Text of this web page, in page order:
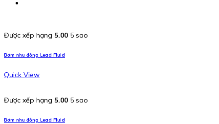
Được xếp hạng 5.00 5 sao
Bơm nhu động Lead Fluid
Quick View
Được xếp hạng 5.00 5 sao
Bơm nhu động Lead Fluid